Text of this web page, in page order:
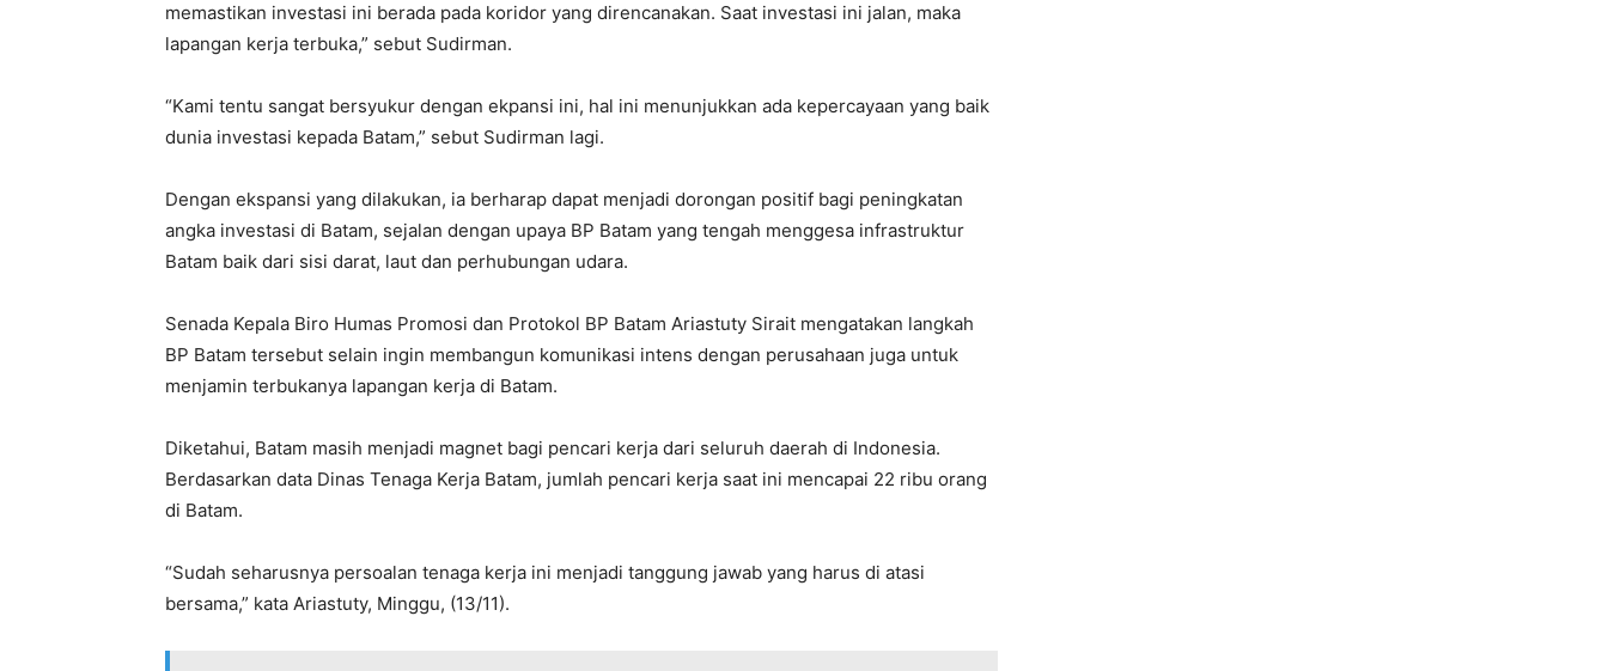
memastikan investasi ini berada pada koridor yang direncanakan. Saat investasi ini jalan, maka
lapangan kerja terbuka,” sebut Sudirman.
“Kami tentu sangat bersyukur dengan ekpansi ini, hal ini menunjukkan ada kepercayaan yang baik
dunia investasi kepada Batam,” sebut Sudirman lagi.
Dengan ekspansi yang dilakukan, ia berharap dapat menjadi dorongan positif bagi peningkatan
angka investasi di Batam, sejalan dengan upaya BP Batam yang tengah menggesa infrastruktur
Batam baik dari sisi darat, laut dan perhubungan udara.
Senada Kepala Biro Humas Promosi dan Protokol BP Batam Ariastuty Sirait mengatakan langkah
BP Batam tersebut selain ingin membangun komunikasi intens dengan perusahaan juga untuk
menjamin terbukanya lapangan kerja di Batam.
Diketahui, Batam masih menjadi magnet bagi pencari kerja dari seluruh daerah di Indonesia.
Berdasarkan data Dinas Tenaga Kerja Batam, jumlah pencari kerja saat ini mencapai 22 ribu orang
di Batam.
“Sudah seharusnya persoalan tenaga kerja ini menjadi tanggung jawab yang harus di atasi
bersama,” kata Ariastuty, Minggu, (13/11).